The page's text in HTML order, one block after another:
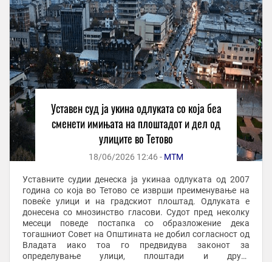
Уставeн суд ја укина одлуката со која беа
сменети имињата на плоштадот и дел од
улиците во Тетово
18/06/2026 12:46 - МТМ
Уставните судии денеска ја укинаа одлуката од 2007
година со која во Тетово се изврши преименување на
повеќе улици и на градскиот плоштад. Одлуката е
донесена со мнозинство гласови. Судот пред неколку
месеци поведе постапка со образложение дека
тогашниот Совет на Општината не добил согласност од
Владата иако тоа го предвидува законот за
определување улици, плоштади и други